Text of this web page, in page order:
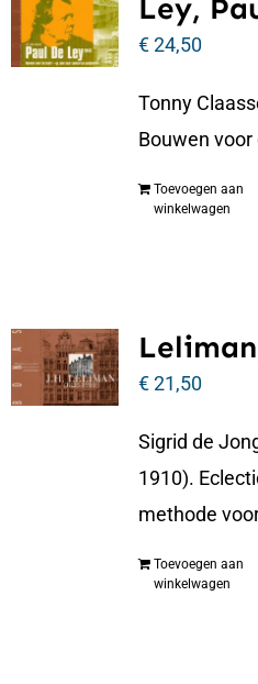
Ley,
€24,50
Tonny
Bouwen voor
Toevoegen aan
winkelwagen
€21,50
Sigrid de
1910).
methode
Toevoegen aan
winkelwagen